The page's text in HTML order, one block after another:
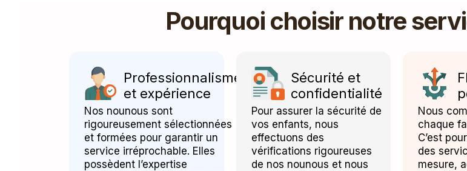
Pourquoi choisir notre
Professionnalisme
et expérience
Nos nounous sont
rigoureusement sélectionnées
et formées pour garantir un
service irréprochable. Elles
possèdent l’expertise
Sécurité et
confidentialité
Pour assurer la sécurité de
vos enfants, nous
effectuons des
vérifications rigoureuses
de nos nounous et nous
Nous
chaque
C’est
des
mesure,